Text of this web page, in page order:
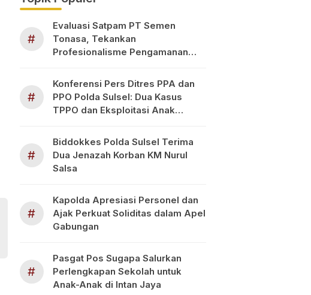
#
Evaluasi Satpam PT Semen
Tonasa, Tekankan
Profesionalisme Pengamanan
#
Konferensi Pers Ditres PPA dan
PPO Polda Sulsel: Dua Kasus
TPPO dan Eksploitasi Anak
#
Biddokkes Polda Sulsel Terima
Dua Jenazah Korban KM Nurul
Salsa
#
Kapolda Apresiasi Personel dan
Ajak Perkuat Soliditas dalam Apel
Gabungan
#
Pasgat Pos Sugapa Salurkan
Perlengkapan Sekolah untuk
Anak-Anak di Intan Jaya